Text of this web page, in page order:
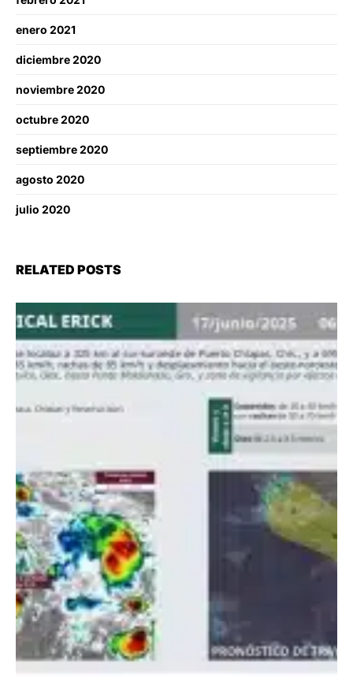
enero 2021
diciembre 2020
noviembre 2020
octubre 2020
septiembre 2020
agosto 2020
julio 2020
RELATED POSTS